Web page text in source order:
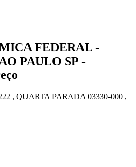
FEDERAL -
PAULO SP -
, QUARTA PARADA 03330-000 ,